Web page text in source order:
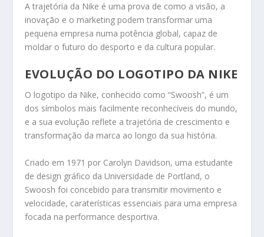
A trajetória da Nike é uma prova de como a visão, a
inovação e o marketing podem transformar uma
pequena empresa numa potência global, capaz de
moldar o futuro do desporto e da cultura popular.
EVOLUÇÃO DO LOGOTIPO DA NIKE
O logotipo da Nike, conhecido como “Swoosh”, é um
dos símbolos mais facilmente reconhecíveis do mundo,
e a sua evolução reflete a trajetória de crescimento e
transformação da marca ao longo da sua história.
Criado em 1971 por Carolyn Davidson, uma estudante
de design gráfico da Universidade de Portland, o
Swoosh foi concebido para transmitir movimento e
velocidade, caraterísticas essenciais para uma empresa
focada na performance desportiva.